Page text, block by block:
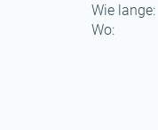
Wie lange:
Wo: